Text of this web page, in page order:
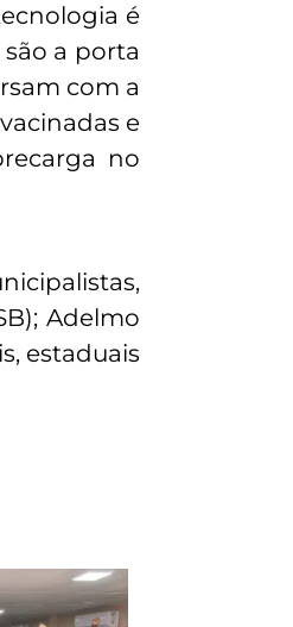
é
a porta
com a
e
no
Adelmo
estaduais